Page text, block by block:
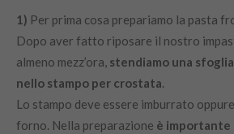
1) Per prima cosa prepariamo la pasta
Dopo aver fatto riposare il nostro
almeno mezz’ora, stendiamo una
nello stampo per crostata.
Lo stampo deve essere imburrato
forno. Nella preparazione è importante